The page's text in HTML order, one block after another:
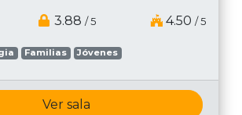
3.88 / 5 4.50 / 5
Familias Jóvenes
Ver sala